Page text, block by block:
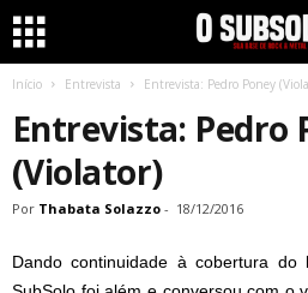
Início Entrevista Entrevista: Pedro Poney
Entrevista: Pedro
(Violator)
Por Thabata Solazzo - 18/12/2016
Dando continuidade à cobertura do